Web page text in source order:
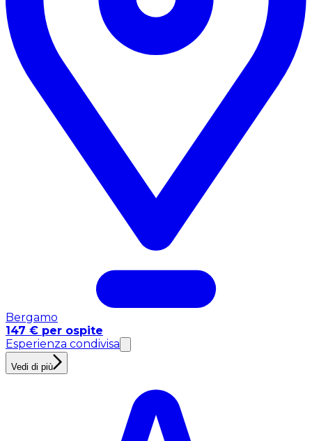
Bergamo
147 € per ospite
Esperienza condivisa
Vedi di più